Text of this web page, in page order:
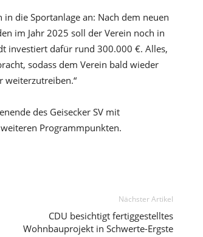
die Sportanlage an: Nach dem neuen
im Jahr 2025 soll der Verein noch in
investiert dafür rund 300.000 €. Alles,
sodass dem Verein bald wieder
weiterzutreiben.“
des Geisecker SV mit
Programmpunkten.
Nächster Artikel
CDU besichtigt fertiggestelltes
Wohnbauprojekt in Schwerte-Ergste